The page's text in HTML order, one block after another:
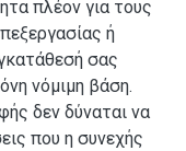
πλέον για τους
ή
σας
νόμιμη βάση.
δεν δύναται να
που η συνεχής